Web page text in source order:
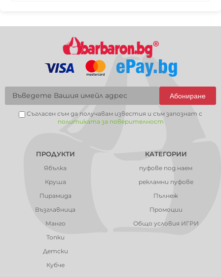
Абониране
Съгласен съм да получавам известия и съм запознат с
политиката за поверителност
ПРОДУКТИ
Ябълка
Круша
Пирамида
Възглавница
Манго
Топки
Детски
Кубче
КАТЕГОРИИ
пуфове под наем
рекламни пуфове
Пълнеж
Промоции
Общо условия ИГРИ